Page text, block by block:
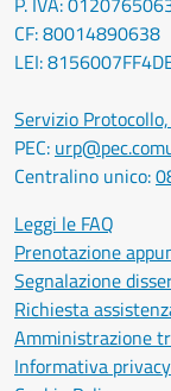
CF: 80014890638
LEI:
Servizio
PEC:
Centralino unico:
Leggi le FAQ
Prenotazione
Segnalazione
Richiesta
Amministrazione
Informativa privacy